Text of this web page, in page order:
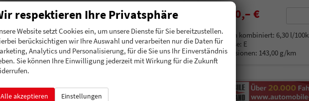
27.400,– € Details
Verbrauch kombiniert:6,20 l/100km
CO -Klasse:E
CO2 -Emissionen:141,00 g/km
27.850,– €
Verbrauch kombiniert: 6,30 l/
CO -Klasse: E
CO2-Emissionen: 143,00 g/km
respektieren Ihre Privatsphäre
Website setzt Cookies ein, um unsere Dienste für Sie bereitzustellen.
berücksichtigen wir Ihre Auswahl und verarbeiten nur die Daten für
Analytics und Personalisierung, für die Sie uns Ihr Einverständnis
Sie können Ihre Einwilligung jederzeit mit Wirkung für die Zukunft
Alle akzeptieren Einstellungen